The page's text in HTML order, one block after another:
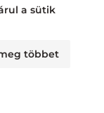
a sütik
többet